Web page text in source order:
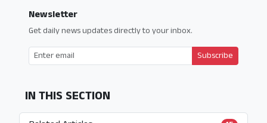
Newsletter
Get daily news updates directly to your inbox.
Subscribe
IN THIS SECTION